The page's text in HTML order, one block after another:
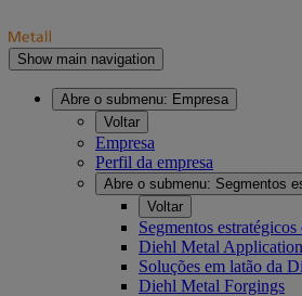
Show main navigation
Abre o submenu: Empresa
Voltar
Empresa
Perfil da empresa
Abre o submenu: Segmentos
Voltar
Segmentos
Diehl Metal
Soluções em latão da
Diehl Metal Forgings